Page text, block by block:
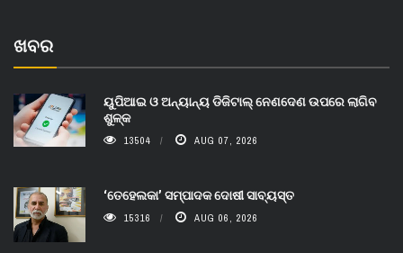
ଖବର
ୟୁପିଆଇ ଓ ଅନ୍ୟାନ୍ୟ ଡିଜିଟାଲ୍ ନେଣଦେଣ ଉପରେ ଲାଗିବ
ଶୁଳ୍କ
13504 AUG 07, 2026
‘ତେହେଲକା’ ସମ୍ପାଦକ ଦୋଷୀ ସାବ୍ୟସ୍ତ
15316 AUG 06, 2026